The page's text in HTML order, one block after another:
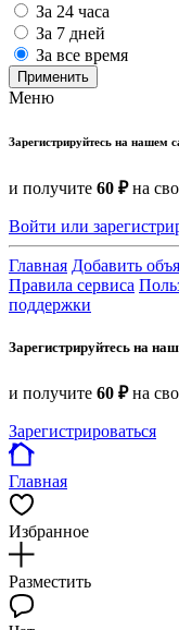
За 24 часа
За 7 дней
За все время
Применить
Меню
Зарегистрируйтесь на нашем
и получите 60 ₽на
Войти или
Главная Добавить
Правила сервиса
поддержки
Зарегистрируйтесь на
и получите 60 ₽на
Зарегистрироваться
Главная
Избранное
Разместить